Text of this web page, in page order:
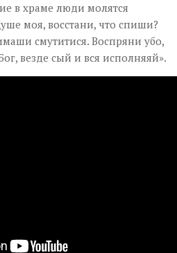
в храме люди молятся
моя, восстани, что спиши?
смутитися. Воспряни убо,
везде сый и вся исполняяй».